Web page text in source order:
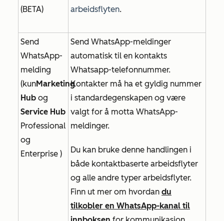
(BETA) arbeidsflyten.
Send
WhatsApp-
melding
(kunMarketing
Hub og
Service Hub
Professional
og
Enterprise )
Send WhatsApp-meldinger
automatisk til en kontakts
Whatsapp-telefonnummer.
Kontakter må ha et gyldig nummer
i standardegenskapen og være
valgt for å motta WhatsApp-
meldinger.
Du kan bruke denne handlingen i
både kontaktbaserte arbeidsflyter
og alle andre typer arbeidsflyter.
Finn ut mer om hvordan du
tilkobler en WhatsApp-kanal til